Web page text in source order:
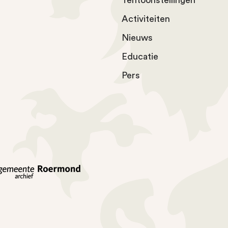
Activiteiten
Nieuws
Educatie
Pers